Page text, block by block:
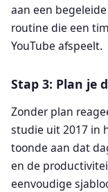
aan een
routine die een
YouTube afspeelt.
Stap 3: Plan je
Zonder plan
studie uit 2017 in
toonde aan dat
en de
eenvoudige